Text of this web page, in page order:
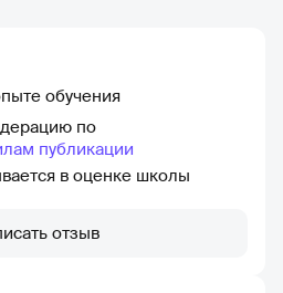
обучения
по
публикации
в оценке школы
отзыв